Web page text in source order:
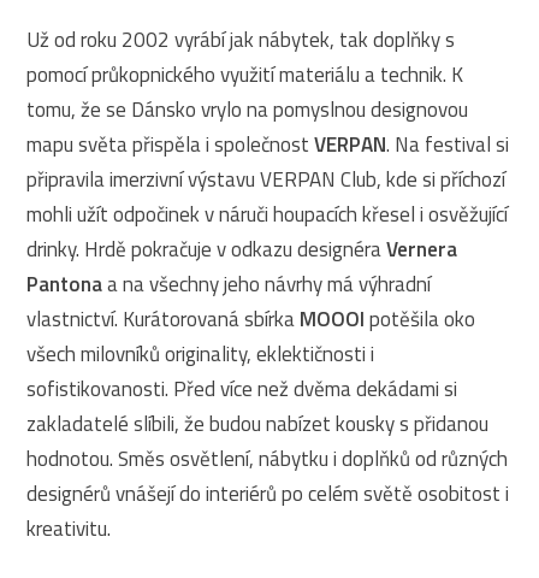
Už od roku 2002 vyrábí jak nábytek, tak doplňky s
pomocí průkopnického využití materiálu a technik. K
tomu, že se Dánsko vrylo na pomyslnou designovou
mapu světa přispěla i společnostVERPAN. Na festival si
připravila imerzivní výstavu VERPAN Club, kde si příchozí
mohli užít odpočinek v náruči houpacích křesel i osvěžující
drinky. Hrdě pokračuje v odkazu designéraVernera
Pantonaa na všechny jeho návrhy má výhradní
vlastnictví. Kurátorovaná sbírkaMOOOIpotěšila oko
všech milovníků originality, eklektičnosti i
sofistikovanosti. Před více než dvěma dekádami si
zakladatelé slíbili, že budou nabízet kousky s přidanou
hodnotou. Směs osvětlení, nábytku i doplňků od různých
designérů vnášejí do interiérů po celém světě osobitost i
kreativitu.